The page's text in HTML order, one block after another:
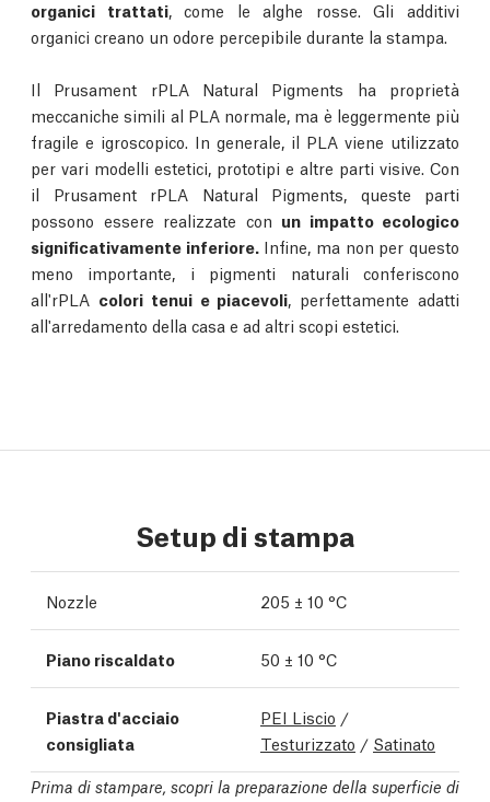
organici trattati, come le alghe rosse. Gli additivi
organici creano un odore percepibile durante la stampa.
Il Prusament rPLA Natural Pigments ha proprietà
meccaniche simili al PLA normale, ma è leggermente più
fragile e igroscopico. In generale, il PLA viene utilizzato
per vari modelli estetici, prototipi e altre parti visive. Con
il Prusament rPLA Natural Pigments, queste parti
possono essere realizzate con un impatto ecologico
significativamente inferiore.Infine, ma non per questo
meno importante, i pigmenti naturali conferiscono
all'rPLA colori tenui e piacevoli, perfettamente adatti
all'arredamento della casa e ad altri scopi estetici.
Setup di stampa
Nozzle 205 ± 10 °C
Piano riscaldato 50 ± 10 °C
Piastra d'acciaio
consigliata
PEI Liscio /
Testurizzato / Satinato
Prima di stampare, scopri la preparazione della superficie di